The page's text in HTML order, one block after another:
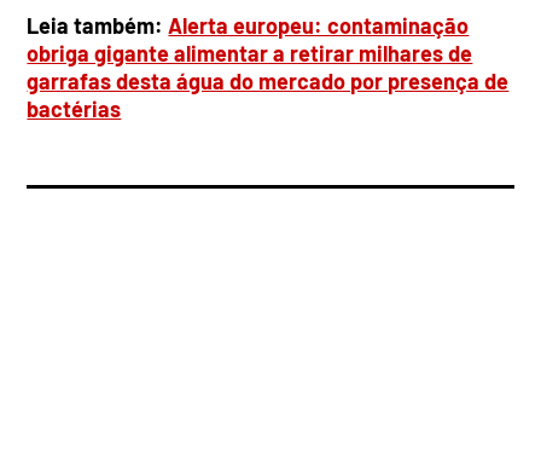
Leia também:Alerta europeu: contaminação
obriga gigante alimentar a retirar milhares de
garrafas desta água do mercado por presença de
bactérias